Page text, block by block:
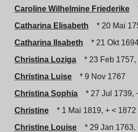
Caroline Wilhelmine Friederike
Catharina Elisabeth
* 20 Mai
Catharina Ilsabeth
* 21 Okt
Christina Loziga
* 23 Feb
Christina Luise
* 9 Nov 1767
Christina Sophia
* 27 Jul 1739,
Christine
* 1 Mai 1819, + < 1872
Christine Louise
* 29 Jan 1763,